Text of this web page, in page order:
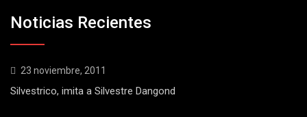
Noticias Recientes
23 noviembre, 2011
Silvestrico, imita a Silvestre Dangond